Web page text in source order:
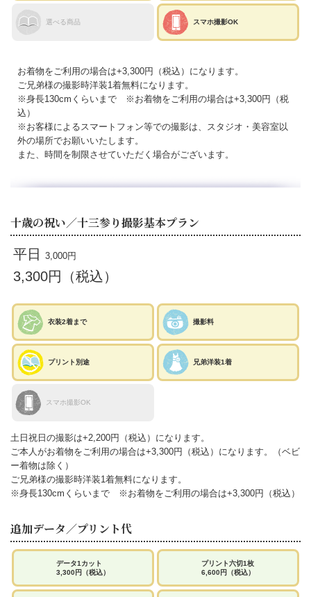
選べる商品 スマホ撮影OK
お着物をご利用の場合は+3,300円（税込）になります。
ご兄弟様の撮影時洋装1着無料になります。
※身長130cmくらいまで ※お着物をご利用の場合は+3,300円（税
込）
※お客様によるスマートフォン等での撮影は、スタジオ・美容室以
外の場所でお願いいたします。
また、時間を制限させていただく場合がございます。
十歳の祝い／十三参り撮影基本プラン
平日 3,000円
3,300円（税込）
衣装2着まで 撮影料
プリント別途 兄弟洋装1着
スマホ撮影OK
土日祝日の撮影は+2,200円（税込）になります。
ご本人がお着物をご利用の場合は+3,300円（税込）になります。（ベビ
ー着物は除く）
ご兄弟様の撮影時洋装1着無料になります。
※身長130cmくらいまで ※お着物をご利用の場合は+3,300円（税込）
追加データ／プリント代
データ1カット
3,300円（税込）
プリント六切1枚
6,600円（税込）